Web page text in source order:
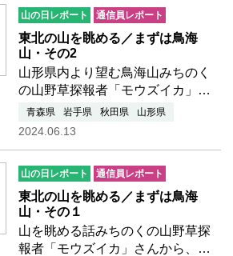
ます。鳥海山は秋田県では、西側
は…つづきを読む
山の日レポート 通信員レポート
東北の山を眺める／まずは鳥海
山・その2
山形県内より望む鳥海山みちのく
の山野草探報者「モウズイカ」さ
んからの「東北の山を眺める」シ
リーズ2回目です。お楽しみくださ
は、山形県と秋田県の県境にあっ
て、…つづきを読む
青森県 岩手県 秋田県 山形県
2024.06.13
山の日レポート 通信員レポート
東北の山を眺める／まずは鳥海
山・その１
山を眺める話みちのくの山野草探
報者「モウズイカ」さんから、今